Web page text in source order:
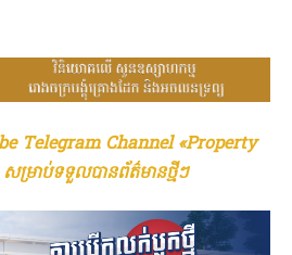
Telegram Channel «Property
ម្រាប់ទទួលបានព័ត៌មានថ្មីៗ